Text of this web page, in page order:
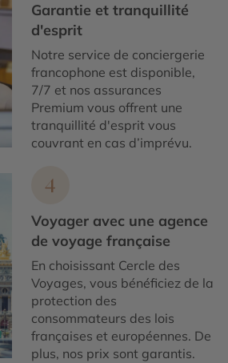
Garantie et tranquillité
d'esprit
Notre service de conciergerie
francophone est disponible,
7/7 et nos assurances
Premium vous offrent une
tranquillité d'esprit vous
couvrant en cas d’imprévu.
4
Voyager avec une agence
de voyage française
En choisissant Cercle des
Voyages, vous bénéficiez de la
protection des
consommateurs des lois
françaises et européennes. De
plus, nos prix sont garantis.